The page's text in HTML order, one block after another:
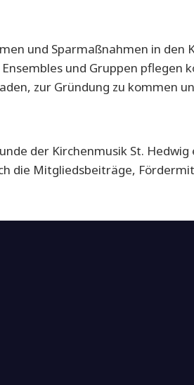
und Sparmaßnahmen in den
und Gruppen pflegen
zur Gründung zu kommen
der Kirchenmusik St.
die Mitgliedsbeiträge,